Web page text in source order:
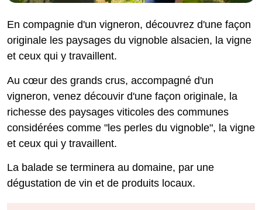
En compagnie d'un vigneron, découvrez d'une façon
originale les paysages du vignoble alsacien, la vigne
et ceux qui y travaillent.
Au cœur des grands crus, accompagné d'un
vigneron, venez découvir d'une façon originale, la
richesse des paysages viticoles des communes
considérées comme "les perles du vignoble", la vigne
et ceux qui y travaillent.
La balade se terminera au domaine, par une
dégustation de vin et de produits locaux.